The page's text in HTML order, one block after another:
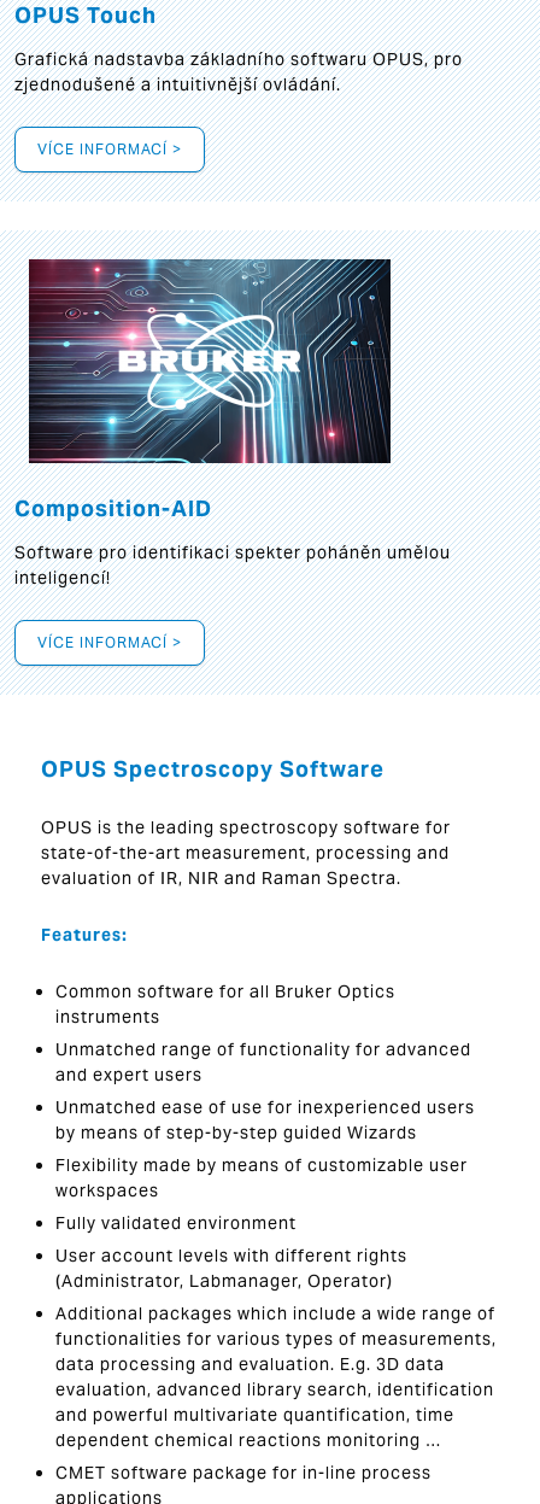
OPUS Touch
Grafickánadstavba základního softwaru OPUS, pro
zjednodušené a intuitivnější ovládání.
VÍCE INFORMACÍ >
Composition-AID
Software pro identifikaci spekter poháněn umělou
inteligencí!
VÍCE INFORMACÍ >
OPUS Spectroscopy Software
OPUS is the leading spectroscopy software for
state-of-the-art measurement, processing and
evaluation of IR, NIR and Raman Spectra.
Features:
Common software for all Bruker Optics
instruments
Unmatched range of functionality for advanced
and expert users
Unmatched ease of use for inexperienced users
by means of step-by-step guided Wizards
Flexibility made by means of customizable user
workspaces
Fully validated environment
User account levels with different rights
(Administrator, Labmanager, Operator)
Additional packages which include a wide range of
functionalities for various types of measurements,
data processing and evaluation. E.g. 3D data
evaluation, advanced library search, identification
and powerful multivariate quantification, time
dependent chemical reactions monitoring …
CMET software package for in-line process
applications